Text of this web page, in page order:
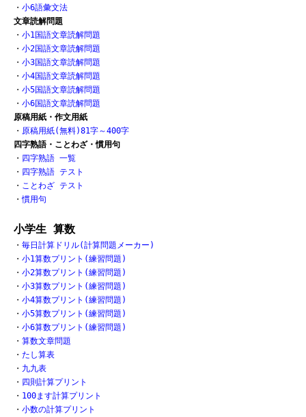
・ 小6語彙文法
文章読解問題
・ 小1国語文章読解問題
・ 小2国語文章読解問題
・ 小3国語文章読解問題
・ 小4国語文章読解問題
・ 小5国語文章読解問題
・ 小6国語文章読解問題
原稿用紙・作文用紙
・ 原稿用紙(無料)81字～400字
四字熟語・ことわざ・慣用句
・ 四字熟語 一覧
・ 四字熟語 テスト
・ ことわざ テスト
・慣用句
小学生 算数
・ 毎日計算ドリル(計算問題メーカー)
・ 小1算数プリント(練習問題)
・ 小2算数プリント(練習問題)
・ 小3算数プリント(練習問題)
・ 小4算数プリント(練習問題)
・ 小5算数プリント(練習問題)
・ 小6算数プリント(練習問題)
・ 算数文章問題
・ たし算表
・ 九九表
・ 四則計算プリント
・ 100ます計算プリント
・ 小数の計算プリント